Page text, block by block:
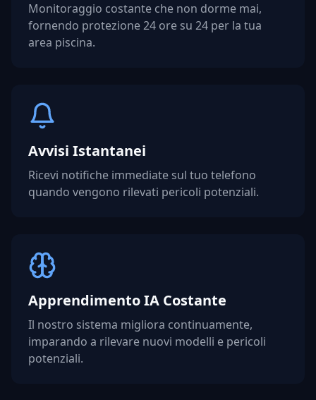
Monitoraggio costante che non dorme mai,
fornendo protezione 24 ore su 24 per la tua
area piscina.
Avvisi Istantanei
Ricevi notifiche immediate sul tuo telefono
quando vengono rilevati pericoli potenziali.
Apprendimento IA Costante
Il nostro sistema migliora continuamente,
imparando a rilevare nuovi modelli e pericoli
potenziali.